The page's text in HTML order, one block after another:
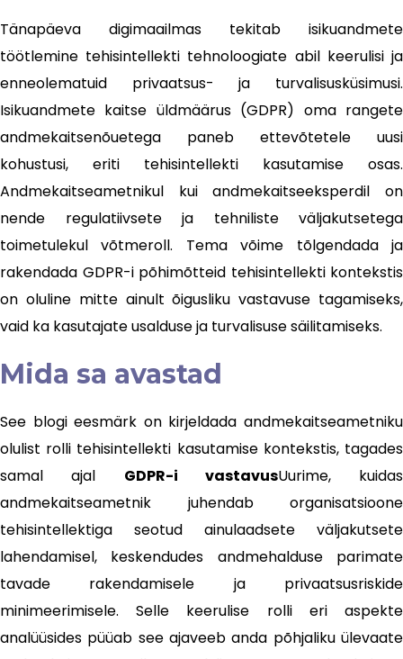
Tänapäeva digimaailmas tekitab isikuandmete
töötlemine tehisintellekti tehnoloogiate abil keerulisi ja
enneolematuid privaatsus- ja turvalisusküsimusi.
Isikuandmete kaitse üldmäärus (GDPR) oma rangete
andmekaitsenõuetega paneb ettevõtetele uusi
kohustusi, eriti tehisintellekti kasutamise osas.
Andmekaitseametnikul kui andmekaitseeksperdil on
nende regulatiivsete ja tehniliste väljakutsetega
toimetulekul võtmeroll. Tema võime tõlgendada ja
rakendada GDPR-i põhimõtteid tehisintellekti kontekstis
on oluline mitte ainult õigusliku vastavuse tagamiseks,
vaid ka kasutajate usalduse ja turvalisuse säilitamiseks.
Mida sa avastad
See blogi eesmärk on kirjeldada andmekaitseametniku
olulist rolli tehisintellekti kasutamise kontekstis, tagades
samal ajal GDPR-i vastavusUurime, kuidas
andmekaitseametnik juhendab organisatsioone
tehisintellektiga seotud ainulaadsete väljakutsete
lahendamisel, keskendudes andmehalduse parimate
tavade rakendamisele ja privaatsusriskide
minimeerimisele. Selle keerulise rolli eri aspekte
analüüsides püüab see ajaveeb anda põhjaliku ülevaate